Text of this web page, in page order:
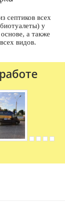
септиков всех
у
а также
видов.